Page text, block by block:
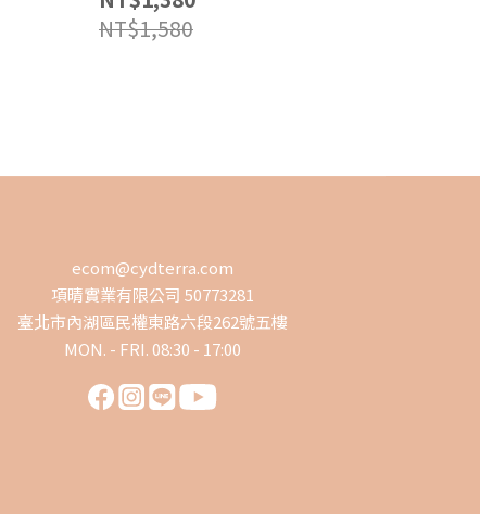
NT$1,580
ecom@cydterra.com
項晴實業有限公司 50773281
臺北市內湖區民權東路六段262號五樓
MON. - FRI. 08:30 - 17:00